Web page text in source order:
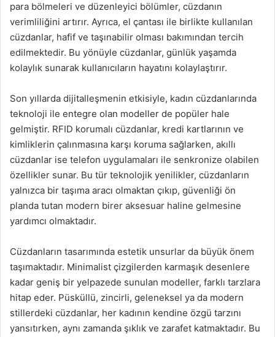
para bölmeleri ve düzenleyici bölümler, cüzdanın
verimliliğini artırır. Ayrıca, el çantası ile birlikte kullanılan
cüzdanlar, hafif ve taşınabilir olması bakımından tercih
edilmektedir. Bu yönüyle cüzdanlar, günlük yaşamda
kolaylık sunarak kullanıcıların hayatını kolaylaştırır.
Son yıllarda dijitalleşmenin etkisiyle, kadın cüzdanlarında
teknoloji ile entegre olan modeller de popüler hale
gelmiştir. RFID korumalı cüzdanlar, kredi kartlarının ve
kimliklerin çalınmasına karşı koruma sağlarken, akıllı
cüzdanlar ise telefon uygulamaları ile senkronize olabilen
özellikler sunar. Bu tür teknolojik yenilikler, cüzdanların
yalnızca bir taşıma aracı olmaktan çıkıp, güvenliği ön
planda tutan modern birer aksesuar haline gelmesine
yardımcı olmaktadır.
Cüzdanların tasarımında estetik unsurlar da büyük önem
taşımaktadır. Minimalist çizgilerden karmaşık desenlere
kadar geniş bir yelpazede sunulan modeller, farklı tarzlara
hitap eder. Püsküllü, zincirli, geleneksel ya da modern
stillerdeki cüzdanlar, her kadının kendine özgü tarzını
yansıtırken, aynı zamanda şıklık ve zarafet katmaktadır. Bu